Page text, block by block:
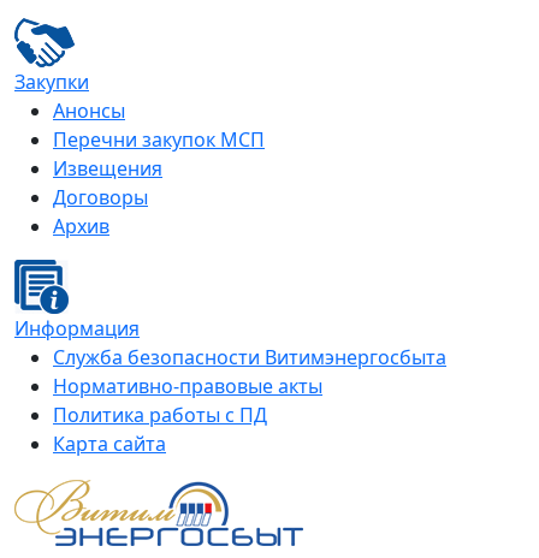
Закупки
Анонсы
Перечни закупок МСП
Извещения
Договоры
Архив
Информация
Служба безопасности Витимэнергосбыта
Нормативно-правовые акты
Политика работы с ПД
Карта сайта